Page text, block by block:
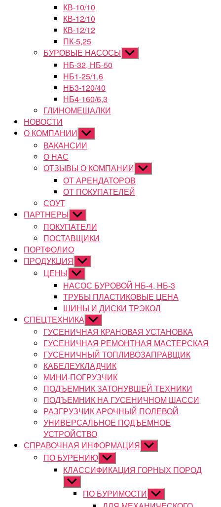
КВ-10/10
КВ-12/10
КВ-12/12
ПК-5,25
БУРОВЫЕ НАСОСЫ Показывать
подменю
НБ-32, НБ-50
НБ1-25/1,6
НБ3-120/40
НБ4-160/6,3
ГЛИНОМЕШАЛКИ
НОВОСТИ
О КОМПАНИИ Показывать
подменю
ВАКАНСИИ
О НАС
ОТЗЫВЫ О КОМПАНИИ Показывать
подменю
ОТ АРЕНДАТОРОВ
ОТ ПОКУПАТЕЛЕЙ
СОУТ
ПАРТНЕРЫ Показывать
подменю
ПОКУПАТЕЛИ
ПОСТАВЩИКИ
ПОРТФОЛИО
ПРОДУКЦИЯ Показывать
подменю
ЦЕНЫ Показывать
подменю
НАСОС БУРОВОЙ НБ-4, НБ-3
ТРУБЫ ПЛАСТИКОВЫЕ ЦЕНА
ШИНЫ И ДИСКИ ТРЭКОЛ
СПЕЦТЕХНИКА Показывать
подменю
ГУСЕНИЧНАЯ КРАНОВАЯ УСТАНОВКА
ГУСЕНИЧНАЯ РЕМОНТНАЯ МАСТЕРСКАЯ
ГУСЕНИЧНЫЙ ТОПЛИВОЗАПРАВЩИК
КАБЕЛЕУКЛАДЧИК
МИНИ-ПОГРУЗЧИК
ПОДЪЕМНИК ЗАТОНУВШЕЙ ТЕХНИКИ
ПОДЪЕМНИК НА ГУСЕНИЧНОМ ШАССИ
РАЗГРУЗЧИК АРОЧНЫЙ ПОЛЕВОЙ
УНИВЕРСАЛЬНОЕ ПОДЪЕМНОЕ
УСТРОЙСТВО
СПРАВОЧНАЯ ИНФОРМАЦИЯ Показывать
подменю
ПО БУРЕНИЮ Показывать
подменю
КЛАССИФИКАЦИЯ ГОРНЫХ ПОРОД
Показывать
подменюПО БУРИМОСТИ Показывать
подменю